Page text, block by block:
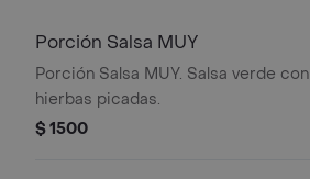
Porción Salsa MUY
Porción Salsa MUY. Salsa verde con
hierbas picadas.
$ 1500